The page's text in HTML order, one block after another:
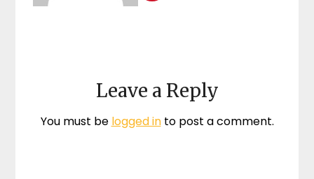
Leave a Reply
You must be logged into post a comment.